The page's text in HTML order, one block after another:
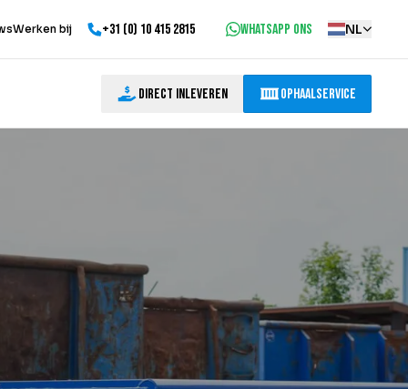
Werken bij +31 (0) 10 415 2815 WhatsApp ons NL
Direct inleveren Ophaalservice